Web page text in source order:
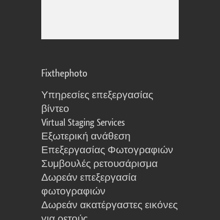
Fixthephoto
Υπηρεσίες επεξεργασίας
βίντεο
Virtual Staging Services
Εξωτερική ανάθεση
Επεξεργασίας Φωτογραφιών
Συμβουλές ρετουσάρισμα
Δωρεάν επεξεργασία
φωτογραφιών
Δωρεάν ακατέργαστες εικόνες